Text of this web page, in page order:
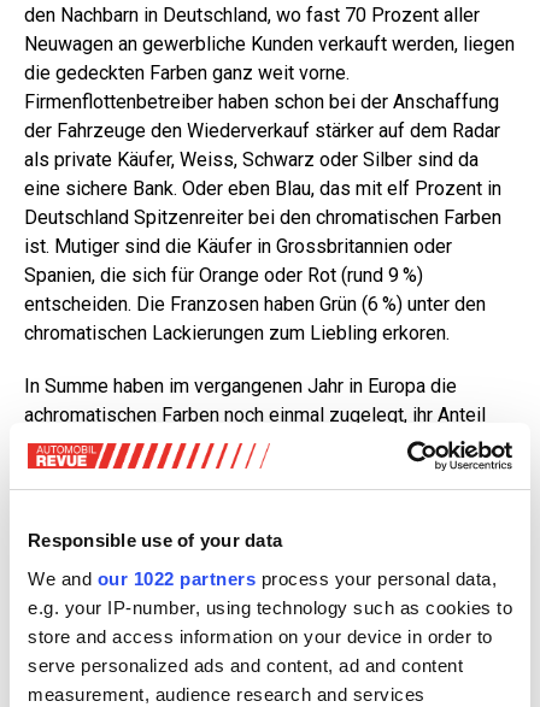
Responsible use of your data
We and our 1022 partners process your personal data,
e.g. your IP-number, using technology such as cookies to
store and access information on your device in order to
serve personalized ads and content, ad and content
measurement, audience research and services
den Nachbarn in Deutschland, wo fast 70 Prozent aller
Neuwagen an gewerbliche Kunden verkauft werden, liegen
die gedeckten Farben ganz weit vorne.
Firmenflottenbetreiber haben schon bei der Anschaffung
der Fahrzeuge den Wiederverkauf stärker auf dem Radar
als private Käufer, Weiss, Schwarz oder Silber sind da
eine sichere Bank. Oder eben Blau, das mit elf Prozent in
Deutschland Spitzenreiter bei den chromatischen Farben
ist. Mutiger sind die Käufer in Grossbritannien oder
Spanien, die sich für Orange oder Rot (rund 9 %)
entscheiden. Die Franzosen haben Grün (6 %) unter den
chromatischen Lackierungen zum Liebling erkoren.
In Summe haben im vergangenen Jahr in Europa die
achromatischen Farben noch einmal zugelegt, ihr Anteil
stieg um zwei Prozentpunkte auf 79 Prozent. Die gleiche
Entwicklung war auch auf dem nordamerikanischen Markt
bei 80 Prozent liegen. Dabei gab es eine leichte
Töne, Silber war deutlich gefragter als dunkles Grau. Die
Autokäufer in den USA und Kanada haben weltweit die
grösste Vorliebe für rote Autos (8 %), wobei Primus unter
den echten Farben immer noch Blau ist (9 %). «Hellere